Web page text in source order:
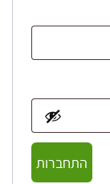
התחברות